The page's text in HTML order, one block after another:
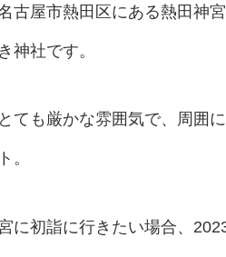
古屋市熱田区にある熱田神
神社です。
ても厳かな雰囲気で、周囲
。
に初詣に行きたい場合、